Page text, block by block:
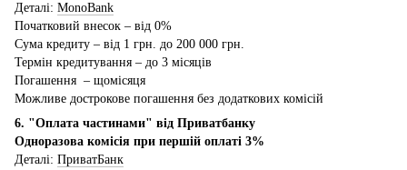
Деталі: MonoBank
Початковий внесок – від 0%
Сума кредиту – від 1 грн. до 200 000 грн.
Термін кредитування – до 3 місяців
Погашення – щомісяця
Можливе дострокове погашення без додаткових комісій
6. "Оплата частинами" від Приватбанку
Одноразова комісія при першій оплаті 3%
Деталі: ПриватБанк